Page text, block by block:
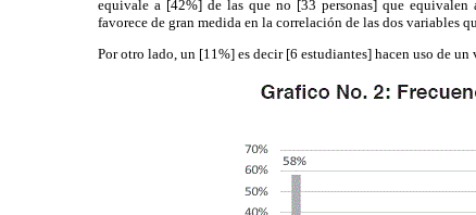
equivale a [42%] de las que no [33 personas] que
favorece de gran medida en la correlación de las dos variables
Por otro lado, un [11%] es decir [6 estudiantes] hacen uso de